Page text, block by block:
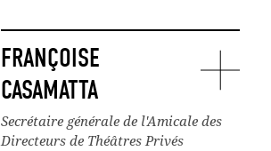
FRANÇOISE
CASAMATTA
Secrétaire générale de l'Amicale des
Directeurs de Théâtres Privés